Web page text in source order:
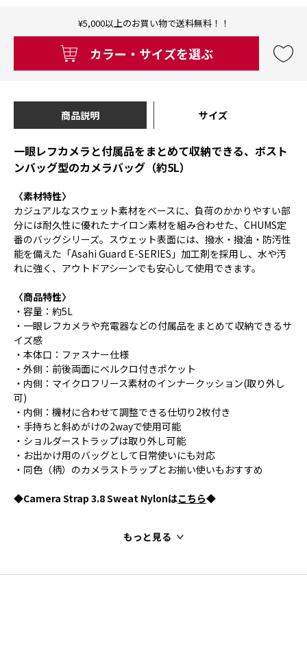
¥5,000以上のお買い物で送料無料！！
カラー・サイズを選ぶ
商品説明 サイズ
一眼レフカメラと付属品をまとめて収納できる、ボスト
ンバッグ型のカメラバッグ（約5L）
〈素材特性〉
カジュアルなスウェット素材をベースに、負荷のかかりやすい部
分には耐久性に優れたナイロン素材を組み合わせた、CHUMS定
番のバッグシリーズ。スウェット表面には、撥水・撥油・防汚性
能を備えた「Asahi Guard E-SERIES」加工剤を採用し、水や汚
れに強く、アウトドアシーンでも安心して使用できます。
〈商品特性〉
・容量：約5L
・一眼レフカメラや充電器などの付属品をまとめて収納できるサ
イズ感
・本体口：ファスナー仕様
・外側：前後両面にベルクロ付きポケット
・内側：マイクロフリース素材のインナークッション(取り外し
可)
・内側：機材に合わせて調整できる仕切り2枚付き
・手持ちと斜めがけの2wayで使用可能
・ショルダーストラップは取り外し可能
・お出かけ用のバッグとして日常使いにも対応
・同色（柄）のカメラストラップとお揃い使いもおすすめ
◆Camera Strap 3.8 Sweat Nylonはこちら◆
もっと見る